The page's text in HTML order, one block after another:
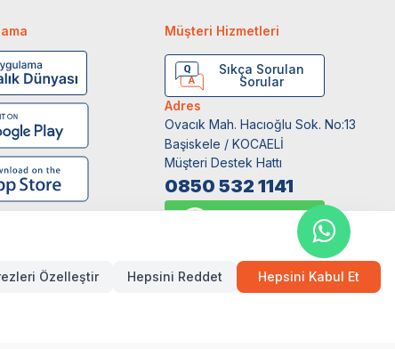
Müşteri Hizmetleri
Sıkça Sorulan
Sorular
Adres
Ovacık Mah. Hacıoğlu Sok. No:13
Başiskele / KOCAELİ
Müşteri Destek Hattı
0850 532 1141
WhatsApp Destek
0554 871 66 20
Özelleştir Hepsini Reddet Hepsini Kabul Et